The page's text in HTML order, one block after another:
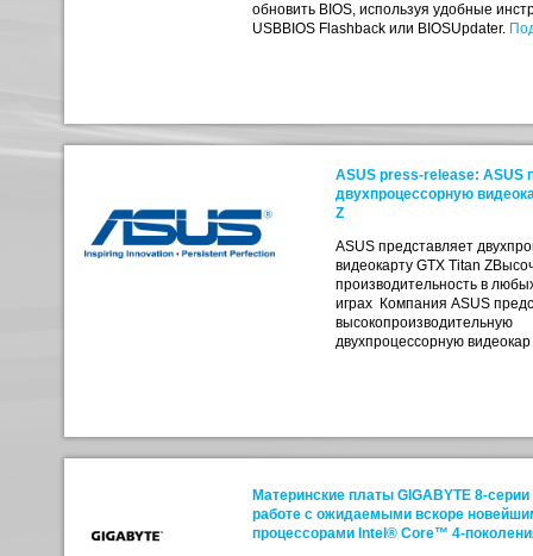
обновить BIOS, используя удобные
USBBIOS Flashback или BIOSUpdater.
ASUS press-release: ASUS
двухпроцессорную
Z
ASUS представляет
видеокарту GTX Titan
производительность в
играх Компания ASUS
высокопроизводительную
двухпроцессорную видеокар
Материнские платы GIGABYTE 8-серии
работе с ожидаемыми вскоре
процессорами Intel® Core™ 4-